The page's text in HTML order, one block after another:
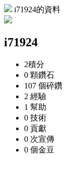
i71924的資料
i71924
2積分
0 顆鑽石
107 個碎鑽
2 經驗
1 幫助
0 技術
0 貢獻
0 次宣傳
0 個金豆